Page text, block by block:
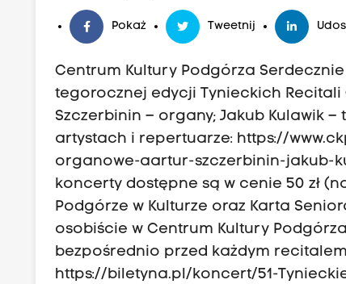
Pokaż Tweetnij
Centrum Kultury Podgórza
tegorocznej edycji Tynieckich
Szczerbinin – organy; Jakub Kulawik
artystach i repertuarze: https://
organowe-aartur-szczerbinin-jakub-
koncerty dostępne są w cenie 50 zł
Podgórze w Kulturze oraz Karta
osobiście w Centrum Kultury
bezpośrednio przed każdym
https://biletyna.pl/koncert/51-